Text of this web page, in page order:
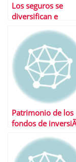
Los seguros se
diversifican e
Patrimonio de los
fondos de
trimestre 2010